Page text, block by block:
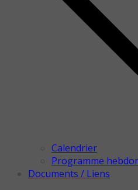
Calendrier
Programme
Documents / Liens